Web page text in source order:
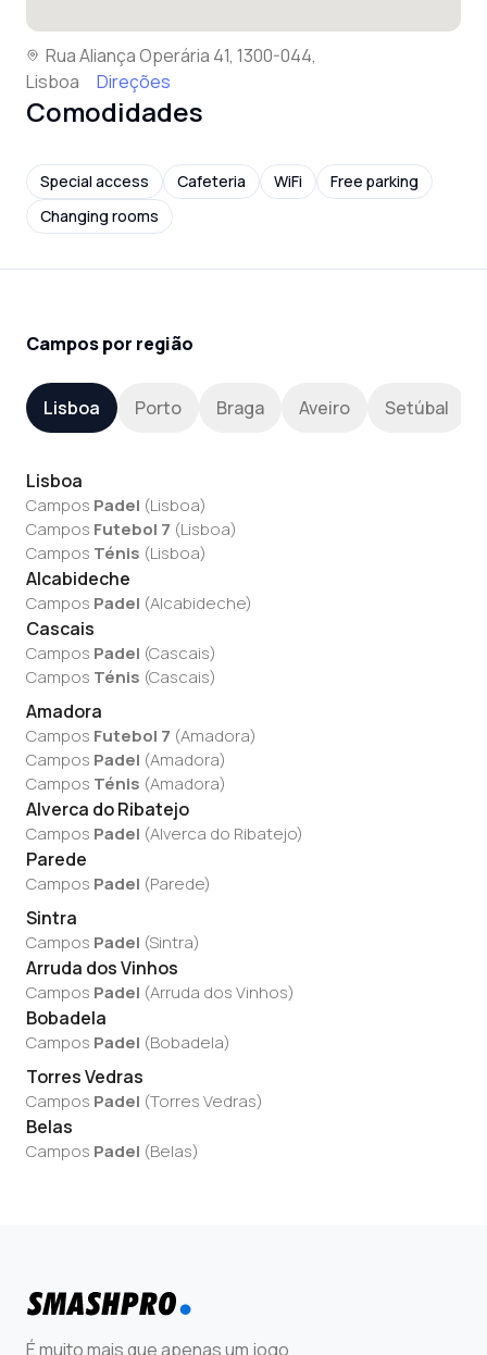
Rua Aliança Operária 41, 1300-044,
Lisboa
Direções
Comodidades
Special access Cafeteria WiFi
Free parking
Changing rooms
Campos por região
Lisboa Porto Braga Aveiro Setúbal
Lisboa
Campos Padel (Lisboa)
Campos Futebol 7 (Lisboa)
Campos Ténis (Lisboa)
Alcabideche
Campos Padel (Alcabideche)
Cascais
Campos Padel (Cascais)
Campos Ténis (Cascais)
Amadora
Campos Futebol 7 (Amadora)
Campos Padel (Amadora)
Campos Ténis (Amadora)
Alverca do Ribatejo
Campos Padel (Alverca do Ribatejo)
Parede
Campos Padel (Parede)
Sintra
Campos Padel (Sintra)
Arruda dos Vinhos
Campos Padel (Arruda dos Vinhos)
Bobadela
Campos Padel (Bobadela)
Torres Vedras
Campos Padel (Torres Vedras)
Belas
Campos Padel (Belas)
É muito mais que apenas um jogo